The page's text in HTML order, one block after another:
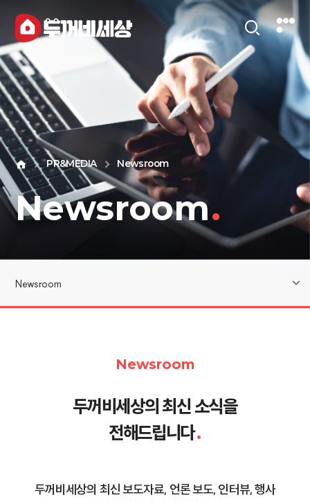
PR&MEDIA Newsroom
Newsroom.
Newsroom
Newsroom
두꺼비세상의 최신 소식을
전해드립니다.
두꺼비세상의 최신 보도자료, 언론 보도, 인터뷰, 행사